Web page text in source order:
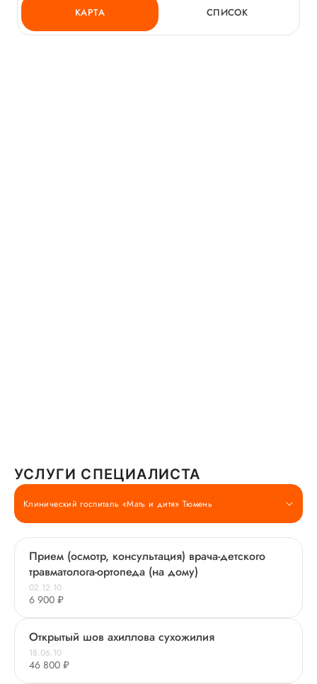
КАРТА СПИСОК
УСЛУГИ СПЕЦИАЛИСТА
Клинический госпиталь «Мать и дитя» Тюмень
Прием (осмотр, консультация) врача-детского
травматолога-ортопеда (на дому)
02.12.10
6 900 ₽
Открытый шов ахиллова сухожилия
18.06.10
46 800 ₽